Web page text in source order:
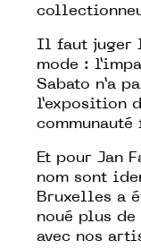
Il faut juger
mode :
Sabato n’a
l’exposition
communauté
Et pour Jan
nom sont
Bruxelles a
noué plus de
avec nos